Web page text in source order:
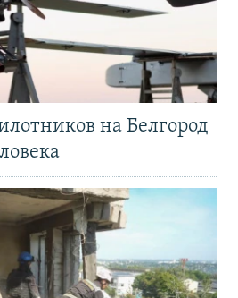
на Белгород